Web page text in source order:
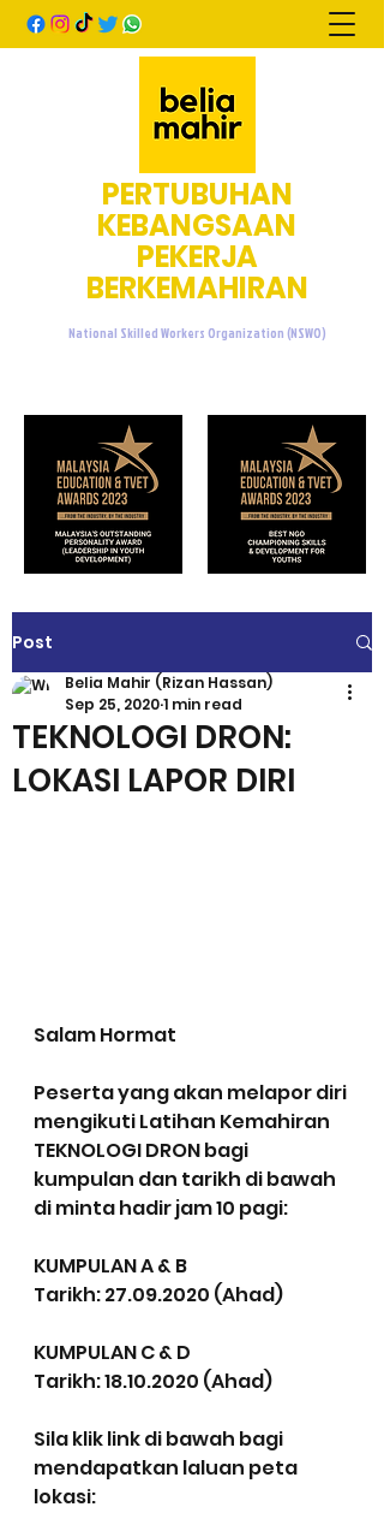
PERTUBUHAN
KEBANGSAAN
PEKERJA
BERKEMAHIRAN
National Skilled Workers Organization (NSWO)
Post
TEKNOLOGI DRON:
LOKASI LAPOR DIRI
Belia Mahir (Rizan Hassan)
Sep 25, 20201 min read
Salam Hormat
Peserta yang akan melapor diri
mengikuti Latihan Kemahiran
TEKNOLOGI DRON bagi
kumpulan dan tarikh di bawah
di minta hadir jam 10 pagi:
KUMPULAN A & B
Tarikh: 27.09.2020 (Ahad)
KUMPULAN C & D
Tarikh: 18.10.2020 (Ahad)
Sila klik link di bawah bagi
mendapatkan laluan peta
lokasi: